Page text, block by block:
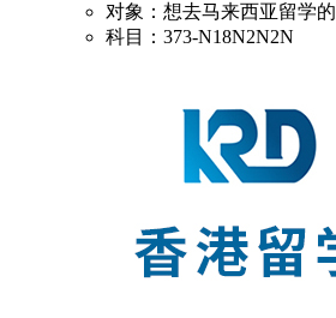
对象：想去马来西亚留学的
科目：373-N18N2N2N